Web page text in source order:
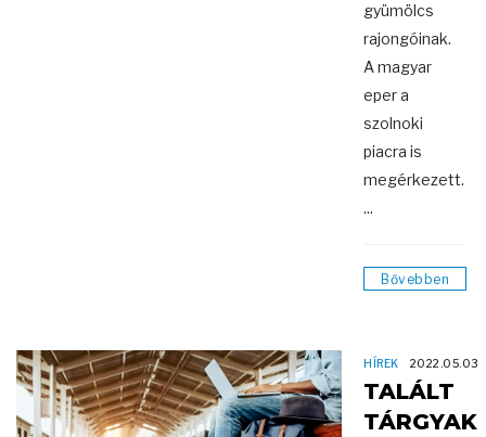
gyümölcs
rajongóinak.
A magyar
eper a
szolnoki
piacra is
megérkezett.
...
Bővebben
HÍREK 2022.05.03
TALÁLT
TÁRGYAK